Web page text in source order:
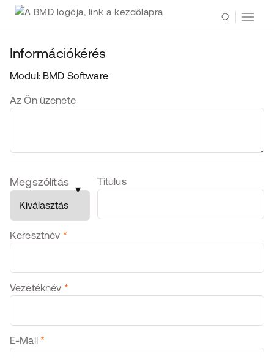
Információkérés
Modul: BMD Software
Message
Az Ön üzenete
Personal Data
Megszólítás
▾
Titulus
Keresztnév *
Vezetéknév *
E-Mail *